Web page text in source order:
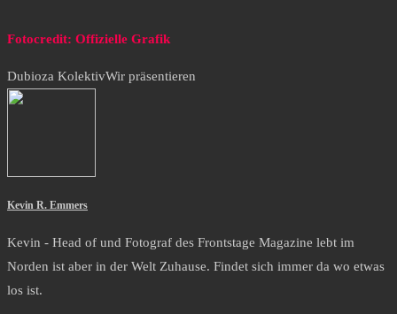
Fotocredit: Offizielle Grafik
Dubioza KolektivWir präsentieren
Kevin R. Emmers
Kevin - Head of und Fotograf des Frontstage Magazine lebt im
Norden ist aber in der Welt Zuhause. Findet sich immer da wo etwas
los ist.